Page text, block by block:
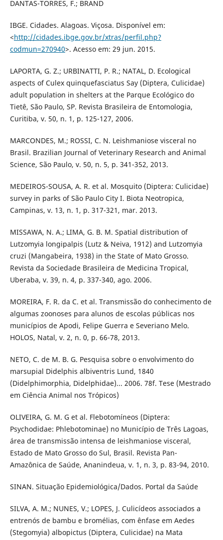
DANTAS-TORRES, F.; BRAND
IBGE. Cidades. Alagoas. Viçosa. Disponível em:
<http://cidades.ibge.gov.br/xtras/perfil.php?
codmun=270940>. Acesso em: 29 jun. 2015.
LAPORTA, G. Z.; URBINATTI, P. R.; NATAL, D. Ecological
aspects of Culex quinquefasciatus Say (Diptera, Culicidae)
adult population in shelters at the Parque Ecológico do
Tietê, São Paulo, SP. Revista Brasileira de Entomologia,
Curitiba, v. 50, n. 1, p. 125-127, 2006.
MARCONDES, M.; ROSSI, C. N. Leishmaniose visceral no
Brasil. Brazilian Journal of Veterinary Research and Animal
Science, São Paulo, v. 50, n. 5, p. 341-352, 2013.
MEDEIROS-SOUSA, A. R. et al. Mosquito (Diptera: Culicidae)
survey in parks of São Paulo City I. Biota Neotropica,
Campinas, v. 13, n. 1, p. 317-321, mar. 2013.
MISSAWA, N. A.; LIMA, G. B. M. Spatial distribution of
Lutzomyia longipalpis (Lutz & Neiva, 1912) and Lutzomyia
cruzi (Mangabeira, 1938) in the State of Mato Grosso.
Revista da Sociedade Brasileira de Medicina Tropical,
Uberaba, v. 39, n. 4, p. 337-340, ago. 2006.
MOREIRA, F. R. da C. et al. Transmissão do conhecimento de
algumas zoonoses para alunos de escolas públicas nos
municípios de Apodi, Felipe Guerra e Severiano Melo.
HOLOS, Natal, v. 2, n. 0, p. 66-78, 2013.
NETO, C. de M. B. G. Pesquisa sobre o envolvimento do
marsupial Didelphis albiventris Lund, 1840
(Didelphimorphia, Didelphidae)... 2006. 78f. Tese (Mestrado
em Ciência Animal nos Trópicos)
OLIVEIRA, G. M. G et al. Flebotomíneos (Diptera:
Psychodidae: Phlebotominae) no Município de Três Lagoas,
área de transmissão intensa de leishmaniose visceral,
Estado de Mato Grosso do Sul, Brasil. Revista Pan-
Amazônica de Saúde, Ananindeua, v. 1, n. 3, p. 83-94, 2010.
SINAN. Situação Epidemiológica/Dados. Portal da Saúde
SILVA, A. M.; NUNES, V.; LOPES, J. Culicídeos associados a
entrenós de bambu e bromélias, com ênfase em Aedes
(Stegomyia) albopictus (Diptera, Culicidae) na Mata